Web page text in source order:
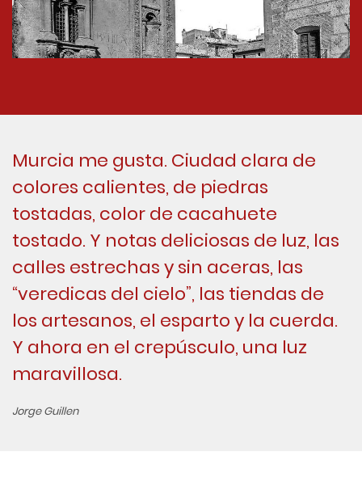
Murcia me gusta. Ciudad clara de
colores calientes, de piedras
tostadas, color de cacahuete
tostado. Y notas deliciosas de luz, las
calles estrechas y sin aceras, las
“veredicas del cielo”, las tiendas de
los artesanos, el esparto y la cuerda.
Y ahora en el crepúsculo, una luz
maravillosa.
Jorge Guillen